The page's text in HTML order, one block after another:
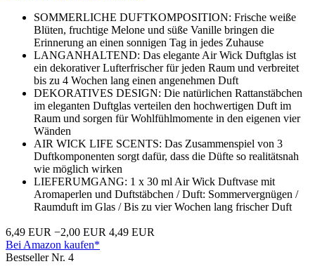
SOMMERLICHE DUFTKOMPOSITION: Frische weiße
Blüten, fruchtige Melone und süße Vanille bringen die
Erinnerung an einen sonnigen Tag in jedes Zuhause
LANGANHALTEND: Das elegante Air Wick Duftglas ist
ein dekorativer Lufterfrischer für jeden Raum und verbreitet
bis zu 4 Wochen lang einen angenehmen Duft
DEKORATIVES DESIGN: Die natürlichen Rattanstäbchen
im eleganten Duftglas verteilen den hochwertigen Duft im
Raum und sorgen für Wohlfühlmomente in den eigenen vier
Wänden
AIR WICK LIFE SCENTS: Das Zusammenspiel von 3
Duftkomponenten sorgt dafür, dass die Düfte so realitätsnah
wie möglich wirken
LIEFERUMGANG: 1 x 30 ml Air Wick Duftvase mit
Aromaperlen und Duftstäbchen / Duft: Sommervergnügen /
Raumduft im Glas / Bis zu vier Wochen lang frischer Duft
6,49 EUR −2,00 EUR 4,49 EUR
Bei Amazon kaufen*
Bestseller Nr. 4